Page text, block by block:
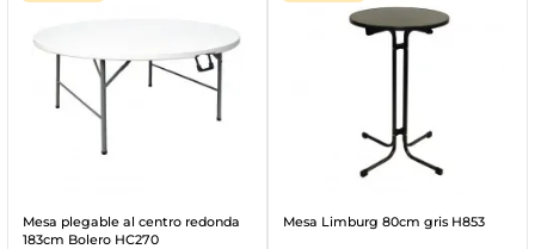
Mesa plegable al centro redonda
183cm Bolero HC270
Mesa Limburg 80cm gris H853